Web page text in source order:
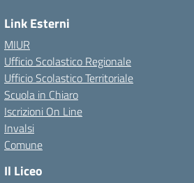
Link Esterni
MIUR
Ufficio Scolastico Regionale
Ufficio Scolastico Territoriale
Scuola in Chiaro
Iscrizioni On Line
Invalsi
Comune
Il Liceo